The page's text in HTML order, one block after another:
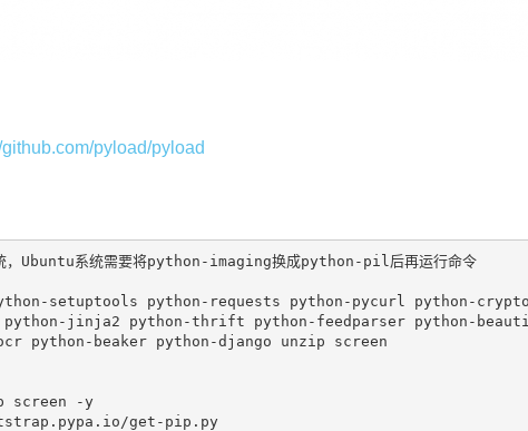
github.com/pyload/pyload
Ubuntu系统需要将python-imaging换成python-pil后再运行命令
setuptools python-requests python-pycurl python-
python-jinja2 python-thrift python-feedparser python-
python-beaker python-django unzip screen
screen -y
get-pip.py